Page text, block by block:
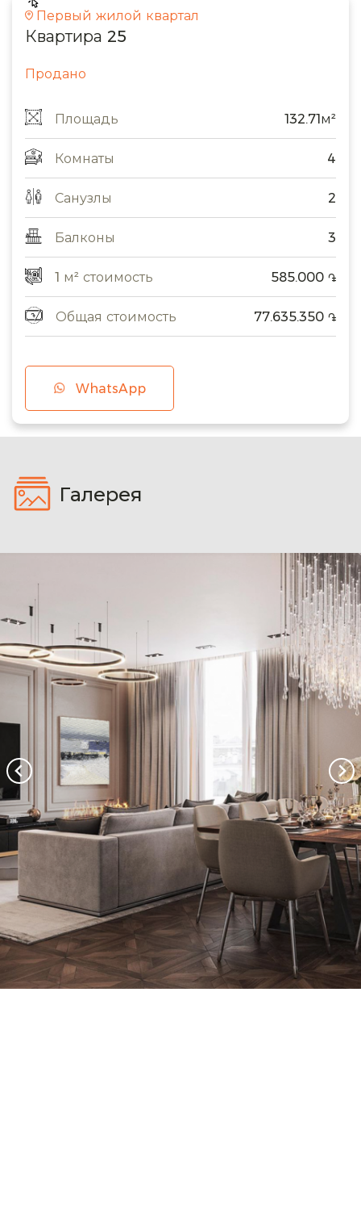
Первый жилой квартал
Квартира 25
Продано
Площадь 132.71м²
Комнаты 4
Санузлы 2
Балконы 3
1 м² стоимость 585.000 ֏
Общая стоимость 77.635.350 ֏
WhatsApp
Галерея